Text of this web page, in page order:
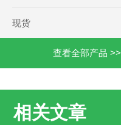
现货
查看全部产品 >>
相关文章